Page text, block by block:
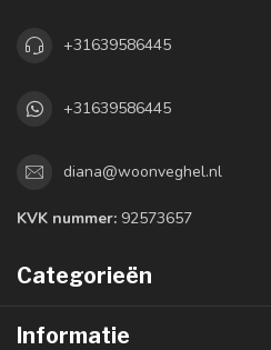
+31639586445
+31639586445
diana@woonveghel.nl
KVK nummer: 92573657
Categorieën
Informatie